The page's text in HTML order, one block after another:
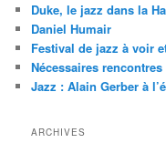
r
c
h
e
Duke, le jazz dans la
Daniel Humair
Festival de jazz à voir
Nécessaires rencontres
Jazz : Alain Gerber à
ARCHIVES